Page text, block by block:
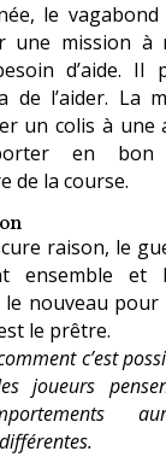
le
une mission à
d’aide. Il
de l’aider. La
un colis à une
en
de la course.
raison, le
ensemble et
le nouveau pour
le prêtre.
c’est
joueurs